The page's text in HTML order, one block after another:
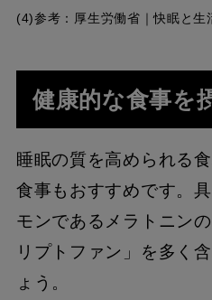
(4)参考： 厚生労働省｜快眠と生
健康的な食事を
睡眠の質を高められる
食事もおすすめです。
モンであるメラトニン
リプトファン」を多く
ょう。